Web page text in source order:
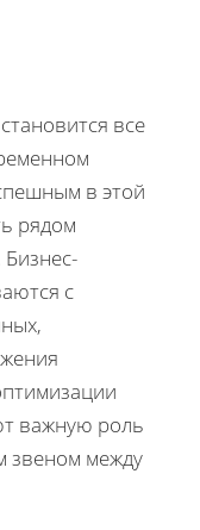
все
в этой
рядом
с
важную роль
звеном между